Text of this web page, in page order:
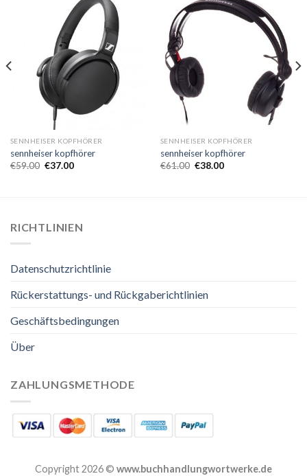
SENNHEISER KOPFHÖRER
sennheiser kopfhörer
€59.00 €37.00
SENNHEISER KOPFHÖRER
sennheiser kopfhörer
€61.00 €38.00
RICHTLINIEN
Datenschutzrichtlinie
Rückerstattungs- und Rückgaberichtlinien
Geschäftsbedingungen
Über
ZAHLUNGSMETHODE
Copyright 2026 © www.buchhandlungwortwerke.de